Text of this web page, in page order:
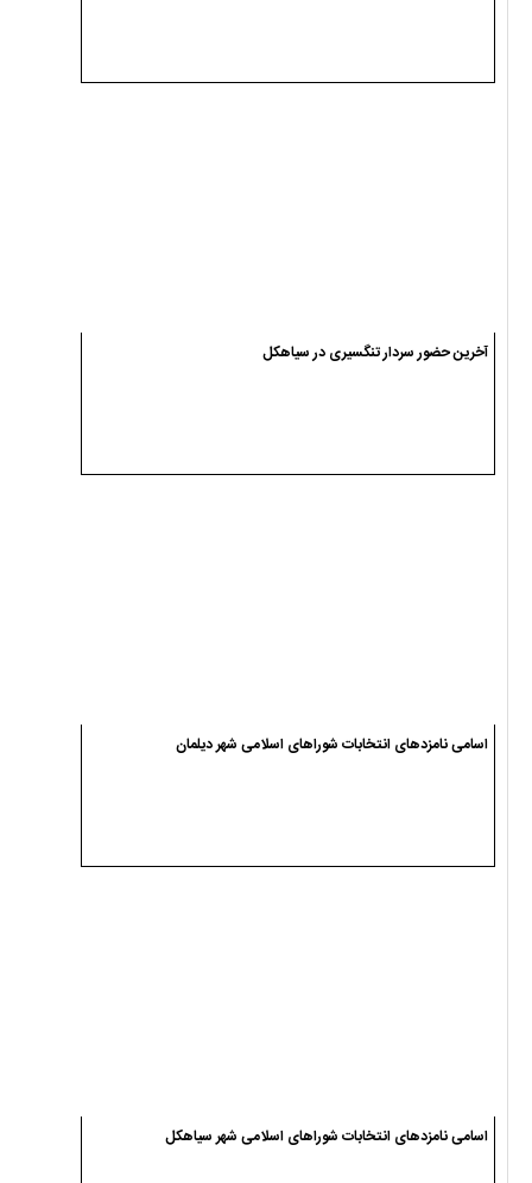
آخرین حضور سردار تنگسیری در سیاهکل
اسامی نامزدهای انتخابات شوراهای اسلامی شهر دیلمان
اسامی نامزدهای انتخابات شوراهای اسلامی شهر سیاهکل